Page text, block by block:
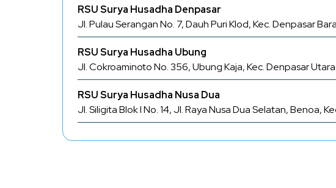
RSU Surya Husadha Denpasar
Jl. Pulau Serangan No. 7, Dauh Puri Klod, Kec. Denpasar
RSU Surya Husadha Ubung
Jl. Cokroaminoto No. 356, Ubung Kaja, Kec. Denpasar
RSU Surya Husadha Nusa Dua
Jl. Siligita Blok I No. 14, Jl. Raya Nusa Dua Selatan, Benoa,